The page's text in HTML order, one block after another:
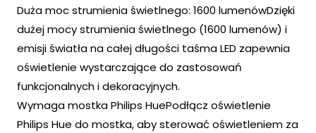
Duża moc strumienia świetlnego: 1600 lumenówDzięki
dużej mocy strumienia świetlnego (1600 lumenów) i
emisji światła na całej długości taśma LED zapewnia
oświetlenie wystarczające do zastosowań
funkcjonalnych i dekoracyjnych.
Wymaga mostka Philips HuePodłącz oświetlenie
Philips Hue do mostka, aby sterować oświetleniem za